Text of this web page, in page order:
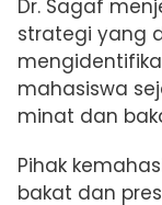
Dr. Sagaf
strategi yang
mahasiswa
minat dan
Pihak
bakat dan